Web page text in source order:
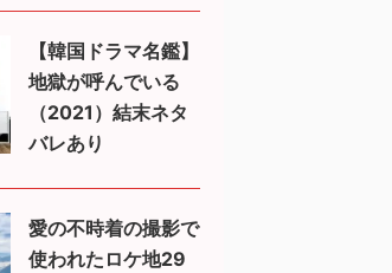
【韓国ドラマ名鑑】
地獄が呼んでいる
（2021）結末ネタ
バレあり
愛の不時着の撮影で
使われたロケ地29